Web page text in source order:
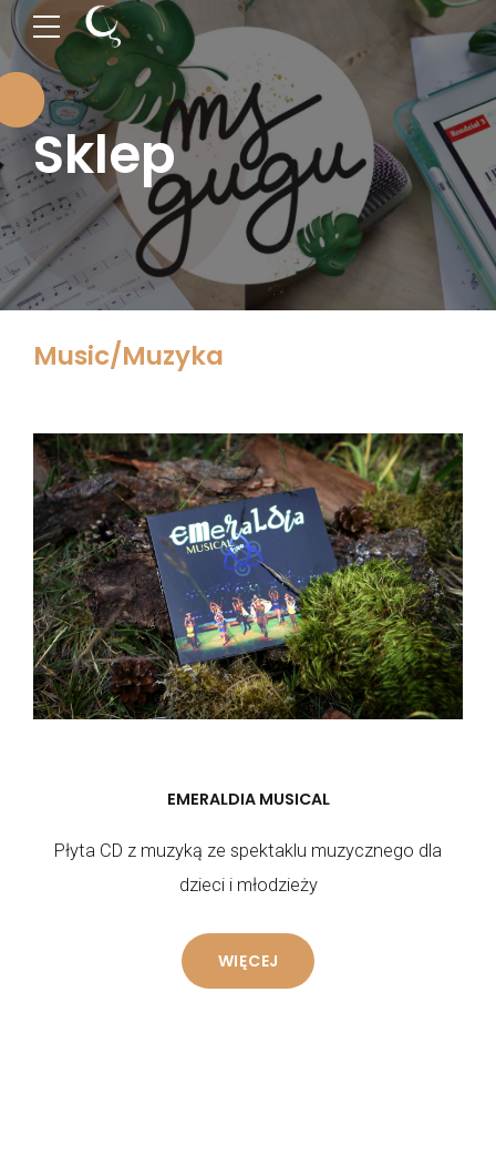
Sklep
Music/Muzyka
EMERALDIA MUSICAL
Płyta CD z muzyką ze spektaklu muzycznego dla
dzieci i młodzieży
WIĘCEJ